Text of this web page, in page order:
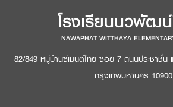
โรงเรียนนวพัฒ
NAWAPHAT WITTHAYA
82/849 หมู่บ้านซีเมนต์ไทย ซอย 7 ถนนประชาชื่น
กรุงเทพมหานคร 10900